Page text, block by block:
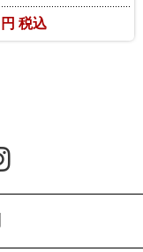
円 税込